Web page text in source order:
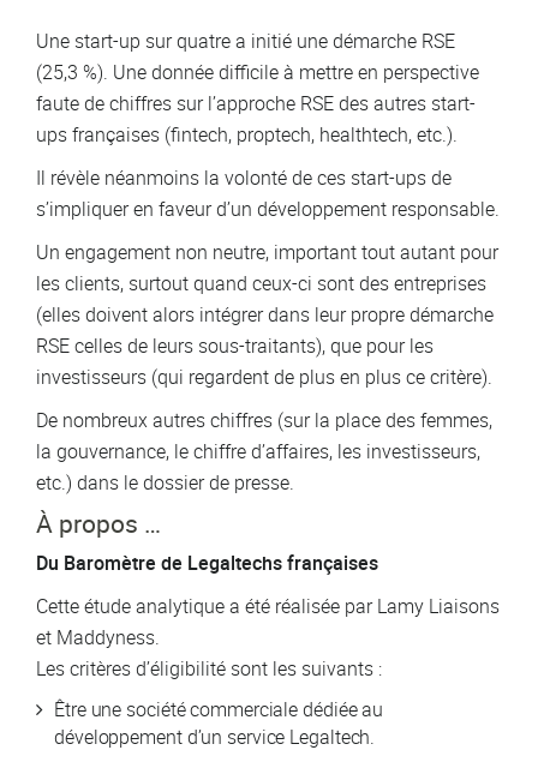
Une start-up sur quatre a initié une démarche RSE
(25,3 %). Une donnée difficile à mettre en perspective
faute de chiffres sur l’approche RSE des autres start-
ups françaises (fintech, proptech, healthtech, etc.).
Il révèle néanmoins la volonté de ces start-ups de
s’impliquer en faveur d’un développement responsable.
Un engagement non neutre, important tout autant pour
les clients, surtout quand ceux-ci sont des entreprises
(elles doivent alors intégrer dans leur propre démarche
RSE celles de leurs sous-traitants), que pour les
investisseurs (qui regardent de plus en plus ce critère).
De nombreux autres chiffres (sur la place des femmes,
la gouvernance, le chiffre d’affaires, les investisseurs,
etc.) dans le dossier de presse.
À propos …
Du Baromètre de Legaltechs françaises
Cette étude analytique a été réalisée par Lamy Liaisons
et Maddyness.
Les critères d’éligibilité sont les suivants :
Être une société commerciale dédiée au
développement d’un service Legaltech.